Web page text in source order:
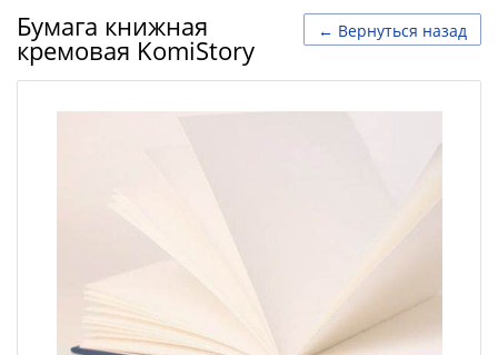
← Вернуться назад
Бумага книжная
кремовая KomiStory